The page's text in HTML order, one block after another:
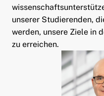
Menü aufklappen
unserer Studierenden,
werden, unsere Ziele in
zu erreichen.